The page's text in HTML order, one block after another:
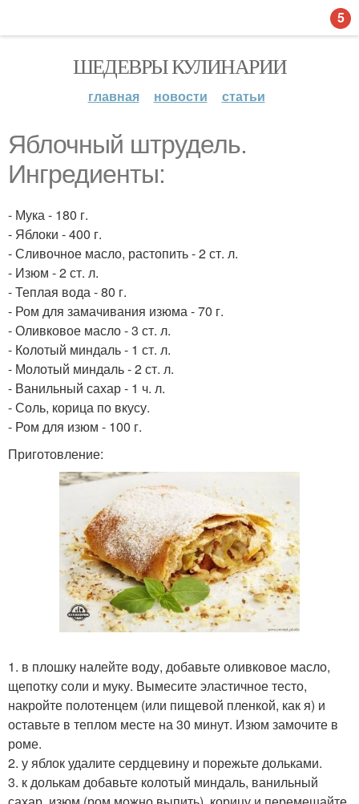
ШЕДЕВРЫ КУЛИНАРИИ
главная новости статьи
Яблочный штрудель.
Ингредиенты:
- Мука - 180 г.
- Яблоки - 400 г.
- Сливочное масло, растопить - 2 ст. л.
- Изюм - 2 ст. л.
- Теплая вода - 80 г.
- Ром для замачивания изюма - 70 г.
- Оливковое масло - 3 ст. л.
- Колотый миндаль - 1 ст. л.
- Молотый миндаль - 2 ст. л.
- Ванильный сахар - 1 ч. л.
- Соль, корица по вкусу.
- Ром для изюм - 100 г.
Приготовление:
1. в плошку налейте воду, добавьте оливковое масло,
щепотку соли и муку. Вымесите эластичное тесто,
накройте полотенцем (или пищевой пленкой, как я) и
оставьте в теплом месте на 30 минут. Изюм замочите в
роме.
2. у яблок удалите сердцевину и порежьте дольками.
3. к долькам добавьте колотый миндаль, ванильный
5